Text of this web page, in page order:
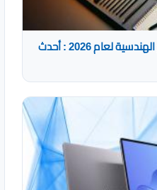
أفضل أجهزة اللاب توب للبرامج الهندسية لعام 2026 : أحدث